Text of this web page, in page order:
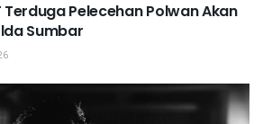
Terduga Pelecehan Polwan Akan
Sumbar